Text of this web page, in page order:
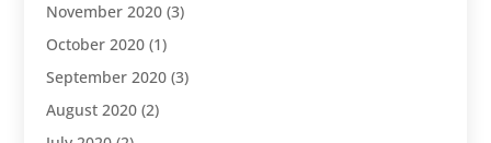
November 2020 (3)
October 2020 (1)
September 2020 (3)
August 2020 (2)